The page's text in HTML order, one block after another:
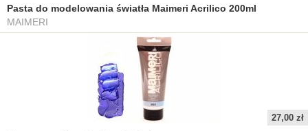
Pasta do modelowania światła Maimeri Acrilico 200ml
MAIMERI
27,00 zł